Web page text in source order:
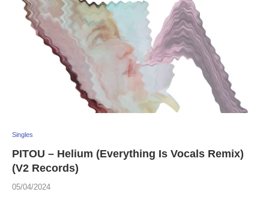
Singles
PITOU – Helium (Everything Is Vocals Remix)
(V2 Records)
05/04/2024